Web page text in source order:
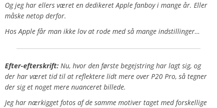
Og jeg har ellers været en dedikeret Apple fanboy i mange år. Eller
måske netop derfor.
Hos Apple får man ikke lov at rode med så mange indstillinger…
Efter-efterskrift: Nu, hvor den første begejstring har lagt sig, og
der har været tid til at reflektere lidt mere over P20 Pro, så tegner
der sig et noget mere nuanceret billede.
Jeg har nærkigget fotos af de samme motiver taget med forskellige